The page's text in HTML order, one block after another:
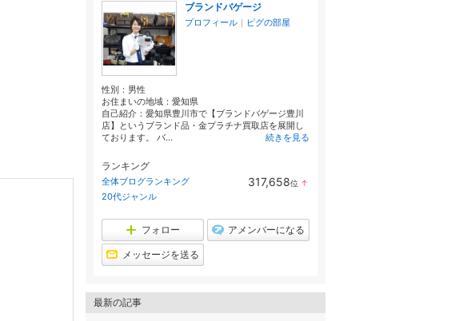
ブランドバゲージ
プロフィール ｜ ピグの部屋
性別： 男性
お住まいの地域： 愛知県
自己紹介：愛知県豊川市で【ブランドバゲージ豊川
店】というブランド品・金プラチナ買取店を展開し
ております。 バ...
続きを見る
ランキング
全体ブログランキング 317,658位 ↑
20代ジャンル
フォロー アメンバーになる
メッセージを送る
最新の記事